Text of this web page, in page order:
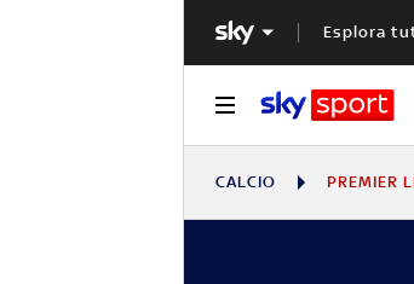
Esplora
CALCIO PREMIER